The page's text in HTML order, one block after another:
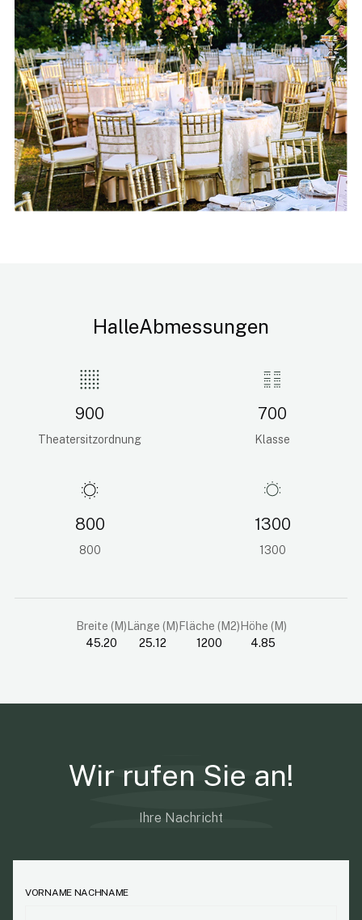
HalleAbmessungen
900
Theatersitzordnung
700
Klasse
800
800
1300
1300
Breite (M)
45.20
Länge (M)
25.12
Fläche (M2)
1200
Höhe (M)
4.85
Wir rufen Sie an!
Ihre Nachricht
VORNAME NACHNAME